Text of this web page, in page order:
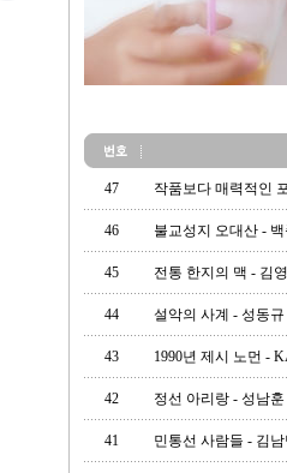
47 작품보다 매력적인
46 불교성지 오대산 -
45 전통 한지의 맥 - 김
44 설악의 사계 - 성동규
43 1990년 제시 노먼 -
42 정선 아리랑 - 성남훈
41 민통선 사람들 - 김남